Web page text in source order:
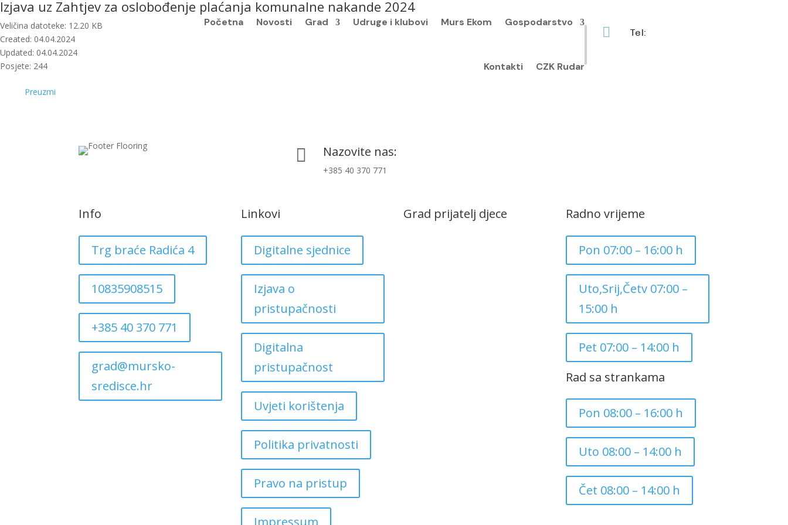
Početna Novosti Grad Udruge i klubovi Murs Ekom Gospodarstvo
Kontakti CZK Rudar
 Tel:
Izjava uz Zahtjev za oslobođenje plaćanja komunalne nakande 2024
Veličina datoteke: 12.20 KB
Created: 04.04.2024
Updated: 04.04.2024
Posjete: 244
Preuzmi
 Nazovite nas:
+385 40 370 771
Info
Trg braće Radića 4
10835908515
+385 40 370 771
grad@mursko-
sredisce.hr
Linkovi
Digitalne sjednice
Izjava o
pristupačnosti
Digitalna
pristupačnost
Uvjeti korištenja
Politika privatnosti
Pravo na pristup
Grad prijatelj djece Radno vrijeme
Pon 07:00 – 16:00 h
Uto,Srij,Četv 07:00 –
15:00 h
Pet 07:00 – 14:00 h
Rad sa strankama
Pon 08:00 – 16:00 h
Uto 08:00 – 14:00 h
Čet 08:00 – 14:00 h